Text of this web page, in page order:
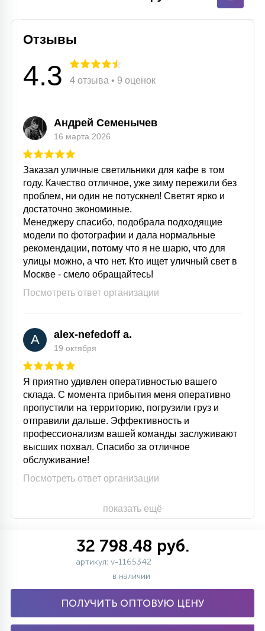
Отзывы
4.3 4 отзыва • 9 оценок
Андрей Семенычев
16 марта 2026
Заказал уличные светильники для кафе в том
году. Качество отличное, уже зиму пережили без
проблем, ни один не потускнел! Светят ярко и
достаточно экономиные.
Менеджеру спасибо, подобрала подходящие
модели по фотографии и дала нормальные
рекомендации, потому что я не шарю, что для
улицы можно, а что нет. Кто ищет уличный свет в
Москве - смело обращайтесь!
Посмотреть ответ организации
A alex-nefedoff a.
19 октября
Я приятно удивлен оперативностью вашего
склада. С момента прибытия меня оперативно
пропустили на территорию, погрузили груз и
отправили дальше. Эффективность и
профессионализм вашей команды заслуживают
высших похвал. Спасибо за отличное
обслуживание!
Посмотреть ответ организации
показать ещё
32 798.48 руб.
артикул: v-1165342
в наличии
ПОЛУЧИТЬ ОПТОВУЮ ЦЕНУ